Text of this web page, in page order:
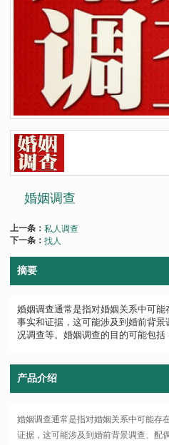
婚姻调查
上一条：私人调查
下一条：找人
摘要
婚姻调查通常是指对婚姻关系中可
事实和证据，这可能涉及到婚前背
况调查等。婚姻调查的目的可能包括
产品介绍
婚姻调查通常是指对婚姻关系中可能存
证据，这可能涉及到婚前背景调查、配